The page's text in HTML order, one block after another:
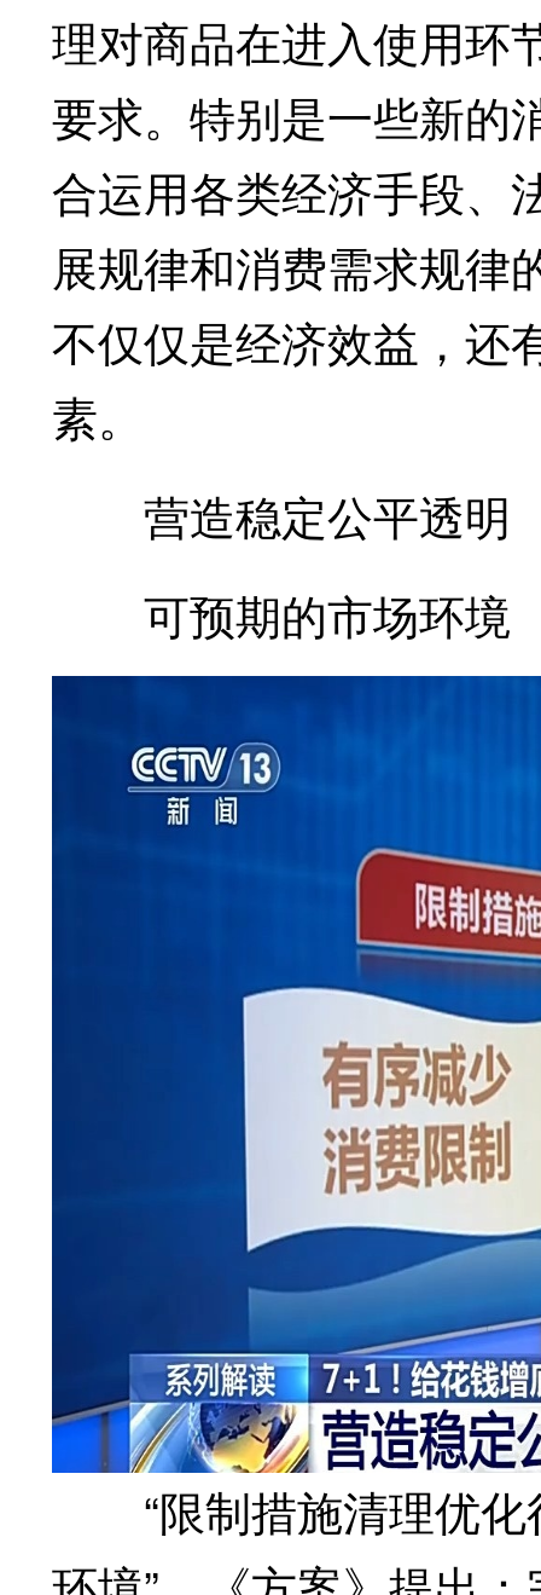
理对商品在进入使用环
要求。特别是一些新的
合运用各类经济手段、
展规律和消费需求规律
不仅仅是经济效益，还
素。
营造稳定公平透明
可预期的市场环境
“限制措施清理优化